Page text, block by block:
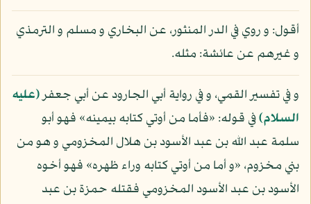
أقول: و روي في الدر المنثور، عن البخاري و مسلم و الترمذي
و غيرهم عن عائشة: مثله.
و في تفسير القمي، و في رواية أبي الجارود عن أبي جعفر(عليه
السلام)في قوله: «فأما من أوتي كتابه بيمينه» فهو أبو
سلمة عبد الله بن عبد الأسود بن هلال المخزومي و هو من
بني مخزوم، «و أما من أوتي كتابه وراء ظهره» فهو أخوه
الأسود بن عبد الأسود المخزومي فقتله حمزة بن عبد